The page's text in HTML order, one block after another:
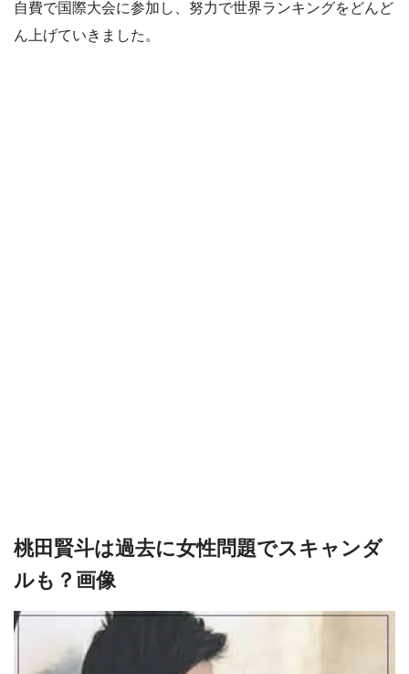
自費で国際大会に参加し、努力で世界ランキングをどんど
ん上げていきました。
桃田賢斗は過去に女性問題でスキャンダ
ルも？画像